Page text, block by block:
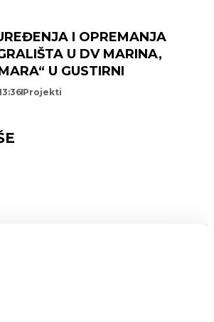
I OPREMANJA
U DV MARINA,
U GUSTIRNI
Projekti